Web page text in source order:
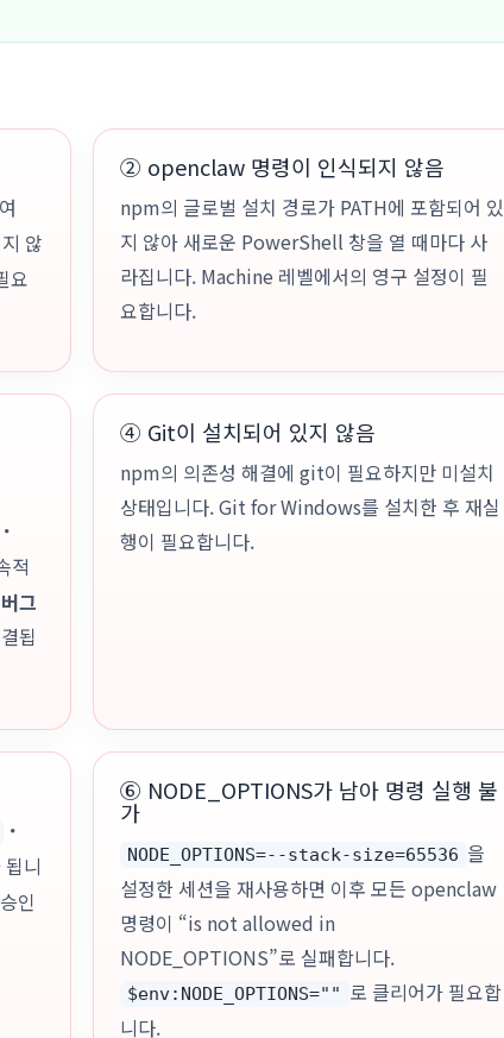
않
요
② openclaw 명령이 인식되지 않음
npm의 글로벌 설치 경로가 PATH에 포함되어 있
지 않아 새로운 PowerShell 창을 열 때마다 사
라집니다. Machine 레벨에서의 영구 설정이 필
요합니다.
・
적
그
됩
④ Git이 설치되어 있지 않음
npm의 의존성 해결에 git이 필요하지만 미설치
상태입니다. Git for Windows를 설치한 후 재실
행이 필요합니다.
・
니
인
⑥ NODE_OPTIONS가 남아 명령 실행 불
가
NODE_OPTIONS=--stack-size=65536 을
설정한 세션을 재사용하면 이후 모든 openclaw
명령이 “is not allowed in
NODE_OPTIONS”로 실패합니다.
$env:NODE_OPTIONS="" 로 클리어가 필요합
니다.